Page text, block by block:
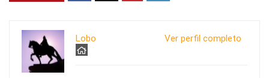
Ver perfil completo
Lobo